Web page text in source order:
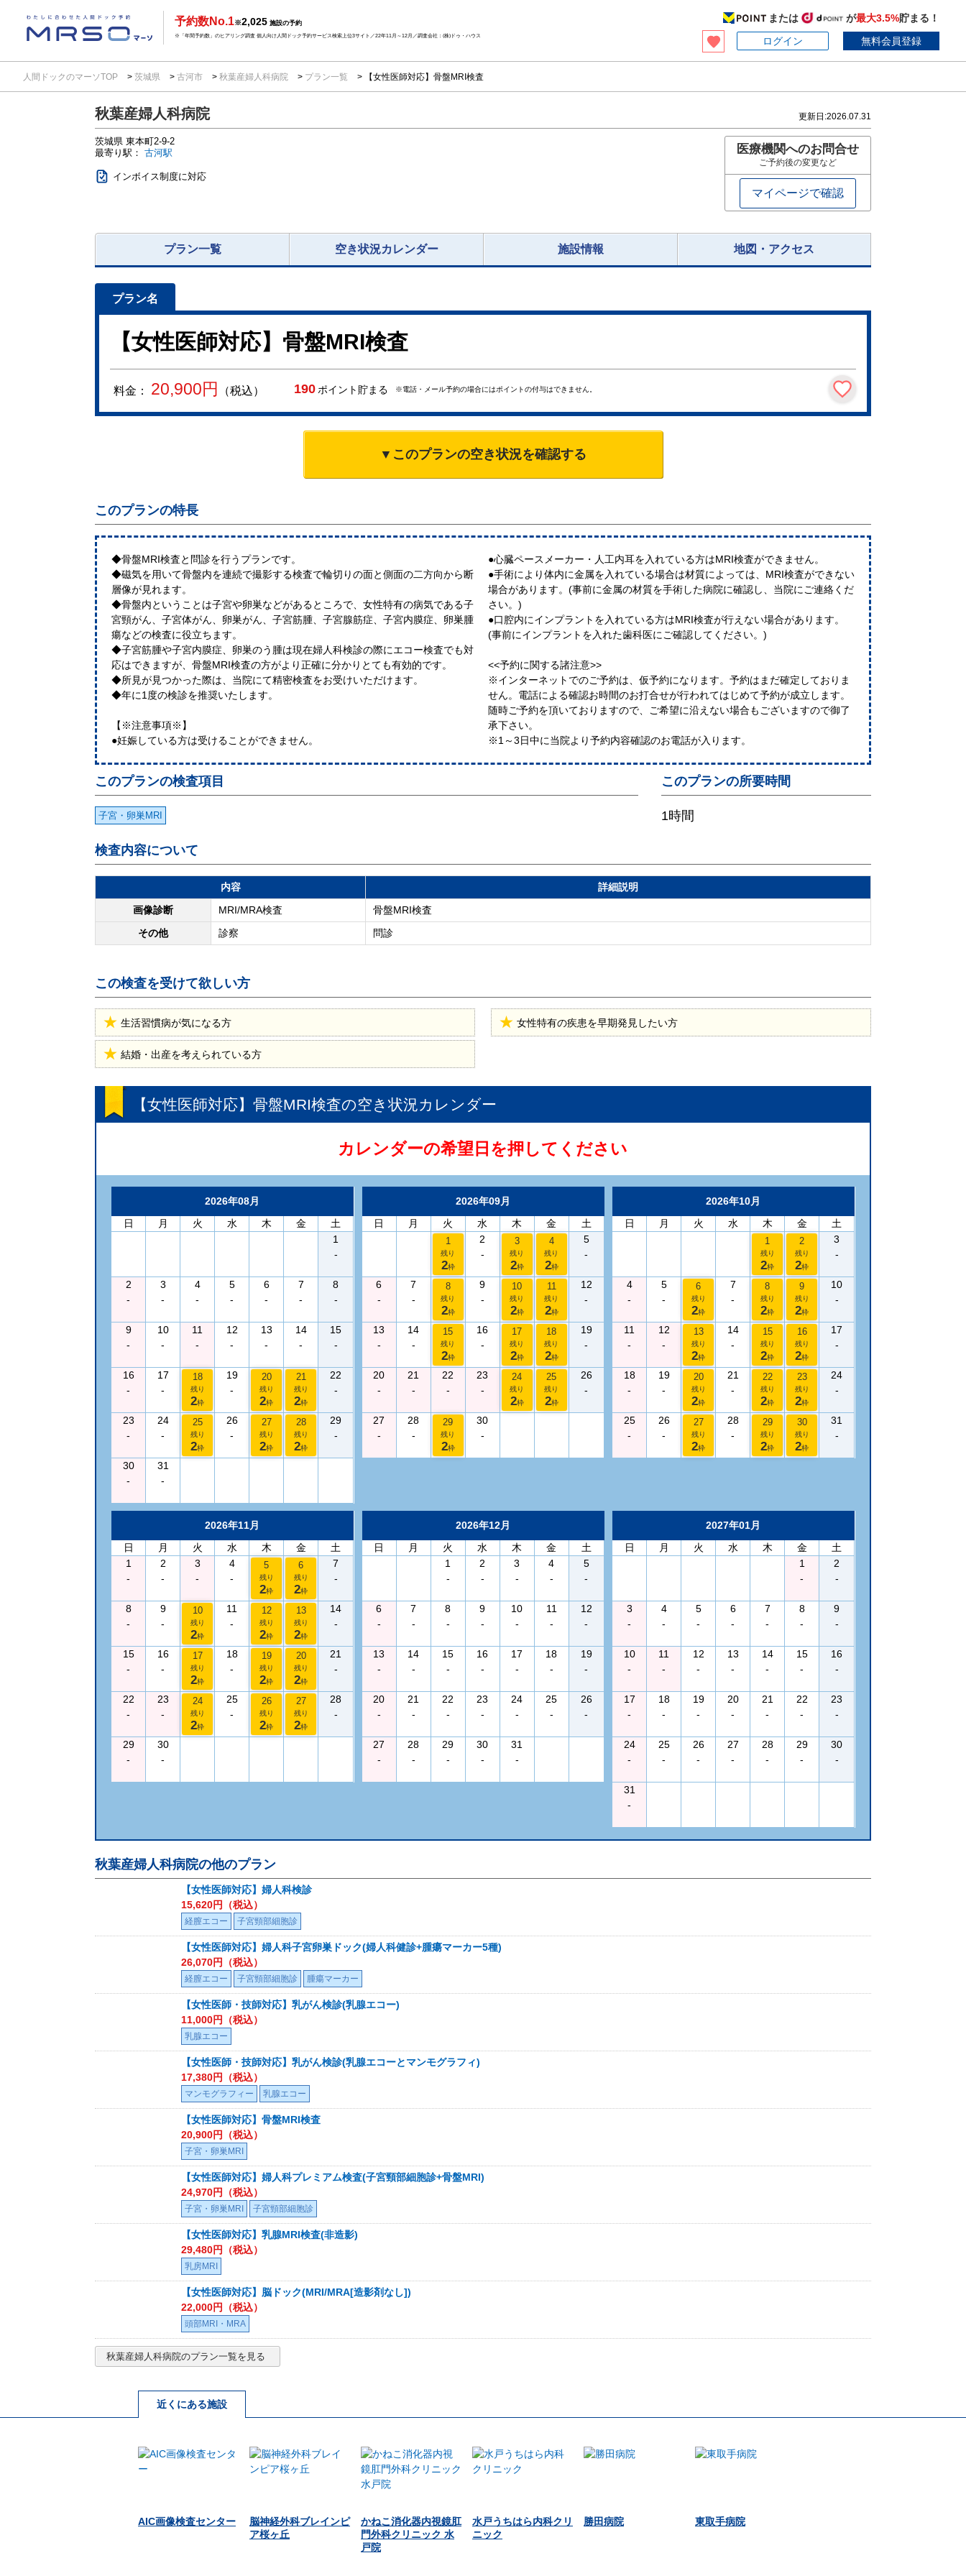
予約数No.1※2,025 施設の予約
※「年間予約数」のヒアリング調査 個人向け人間ドック予約サービス検索上位3サイト／22年11月～12月／調査会社：(株)ドゥ・ハウス
または が最大3.5%貯まる！
ログイン
無料会員登録
人間ドックのマーソTOP 茨城県 古河市 秋葉産婦人科病院 プラン一覧 【女性医師対応】骨盤MRI検査
秋葉産婦人科病院 更新日:2026.07.31
茨城県 東本町2-9-2
最寄り駅： 古河駅
インボイス制度に対応
医療機関へのお問合せ
ご予約後の変更など
マイページで確認
プラン一覧 空き状況カレンダー 施設情報 地図・アクセス
【女性医師対応】骨盤MRI検査
料金： 20,900円 （税込） 190 ポイント貯まる ※電話・メール予約の場合にはポイントの付与はできません。
▼このプランの空き状況を確認する
このプランの特長
◆骨盤MRI検査と問診を行うプランです。
◆磁気を用いて骨盤内を連続で撮影する検査で輪切りの面と側面の二方向から断
層像が見れます。
◆骨盤内ということは子宮や卵巣などがあるところで、女性特有の病気である子
宮頸がん、子宮体がん、卵巣がん、子宮筋腫、子宮腺筋症、子宮内膜症、卵巣腫
瘍などの検査に役立ちます。
◆子宮筋腫や子宮内膜症、卵巣のう腫は現在婦人科検診の際にエコー検査でも対
応はできますが、骨盤MRI検査の方がより正確に分かりとても有効的です。
◆所見が見つかった際は、当院にて精密検査をお受けいただけます。
◆年に1度の検診を推奨いたします。
【※注意事項※】
●妊娠している方は受けることができません。
●心臓ペースメーカー・人工内耳を入れている方はMRI検査ができません。
●手術により体内に金属を入れている場合は材質によっては、MRI検査ができない
場合があります。(事前に金属の材質を手術した病院に確認し、当院にご連絡くだ
さい。)
●口腔内にインプラントを入れている方はMRI検査が行えない場合があります。
(事前にインプラントを入れた歯科医にご確認してください。)
<<予約に関する諸注意>>
※インターネットでのご予約は、仮予約になります。予約はまだ確定しておりま
せん。電話による確認お時間のお打合せが行われてはじめて予約が成立します。
随時ご予約を頂いておりますので、ご希望に沿えない場合もございますので御了
承下さい。
※1～3日中に当院より予約内容確認のお電話が入ります。
このプランの所要時間
1時間
このプランの検査項目
子宮・卵巣MRI
検査内容について
内容
詳細説明
画像診断
MRI/MRA検査
骨盤MRI検査
その他
診察 問診
この検査を受けて欲しい方
生活習慣病が気になる方 女性特有の疾患を早期発見したい方
結婚・出産を考えられている方
【女性医師対応】骨盤MRI検査の空き状況カレンダー
カレンダーの希望日を押してください
2026年08月
日
月 火 水 木 金
土
1
-
2
-
3
-
4
-
5
-
6
-
7
-
8
-
9
-
10
-
11
-
12
-
13
-
14
-
15
-
16
-
17
-
18
残り
2枠
19
-
20
残り
2枠
21
残り
2枠
22
-
23
-
24
-
25
残り
2枠
26
-
27
残り
2枠
28
残り
2枠
29
-
30
-
31
-
2026年09月
日
月 火 水 木 金 土
1
残り
2枠
2
-
3
残り
2枠
4
残り
2枠
5
-
6
-
7
-
8
残り
2枠
9
-
10
残り
2枠
11
残り
2枠
12
-
13
-
14
-
15
残り
2枠
16
-
17
残り
2枠
18
残り
2枠
19
-
20
-
21
-
22
-
23
-
24
残り
2枠
25
残り
2枠
26
-
27
-
28
-
29
残り
2枠
30
-
2026年10月
日
月 火 水 木 金 土
1
残り
2枠
2
残り
2枠
3
-
4
-
5
-
6
残り
2枠
7
-
8
残り
2枠
9
残り
2枠
10
-
11
-
12
-
13
残り
2枠
14
-
15
残り
2枠
16
残り
2枠
17
-
18
-
19
-
20
残り
2枠
21
-
22
残り
2枠
23
残り
2枠
24
-
25
-
26
-
27
残り
2枠
28
-
29
残り
2枠
30
残り
2枠
31
-
2026年11月
日
月 火 水 木 金
土
1
-
2
-
3
-
4
-
5
残り
2枠
6
残り
2枠
7
-
8
-
9
-
10
残り
2枠
11
-
12
残り
2枠
13
残り
2枠
14
-
15
-
16
-
17
残り
2枠
18
-
19
残り
2枠
20
残り
2枠
21
-
22
-
23
-
24
残り
2枠
25
-
26
残り
2枠
27
残り
2枠
28
-
29
-
30
-
2026年12月
日
月 火 水 木 金
土
1
-
2
-
3
-
4
-
5
-
6
-
7
-
8
-
9
-
10
-
11
-
12
-
13
-
14
-
15
-
16
-
17
-
18
-
19
-
20
-
21
-
22
-
23
-
24
-
25
-
26
-
27
-
28
-
29
-
30
-
31
-
2027年01月
日
月 火 水 木 金
土
1
-
2
-
3
-
4
-
5
-
6
-
7
-
8
-
9
-
10
-
11
-
12
-
13
-
14
-
15
-
16
-
17
-
18
-
19
-
20
-
21
-
22
-
23
-
24
-
25
-
26
-
27
-
28
-
29
-
30
-
31
-
秋葉産婦人科病院の他のプラン
【女性医師対応】婦人科検診
15,620円（税込）
経膣エコー 子宮頸部細胞診
【女性医師対応】婦人科子宮卵巣ドック(婦人科健診+腫瘍マーカー5種)
26,070円（税込）
経膣エコー 子宮頸部細胞診 腫瘍マーカー
【女性医師・技師対応】乳がん検診(乳腺エコー)
11,000円（税込）
乳腺エコー
【女性医師・技師対応】乳がん検診(乳腺エコーとマンモグラフィ)
17,380円（税込）
マンモグラフィー 乳腺エコー
【女性医師対応】骨盤MRI検査
20,900円（税込）
子宮・卵巣MRI
【女性医師対応】婦人科プレミアム検査(子宮頸部細胞診+骨盤MRI)
24,970円（税込）
子宮・卵巣MRI 子宮頸部細胞診
【女性医師対応】乳腺MRI検査(非造影)
29,480円（税込）
乳房MRI
【女性医師対応】脳ドック(MRI/MRA[造影剤なし])
22,000円（税込）
頭部MRI・MRA
秋葉産婦人科病院のプラン一覧を見る
近くにある施設
AIC画像検査センター
脳神経外科ブレインピ
ア桜ヶ丘
かねこ消化器内視鏡肛
門外科クリニック 水
戸院
水戸うちはら内科クリ
ニック
勝田病院 東取手病院